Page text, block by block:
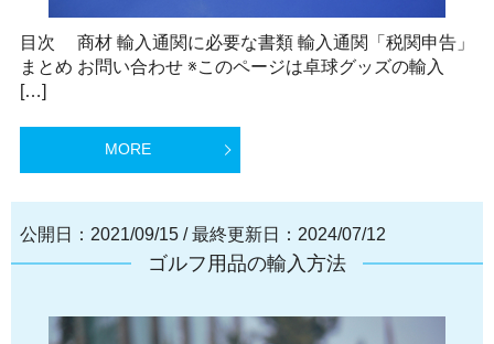
目次 商材 輸入通関に必要な書類 輸入通関「税関申告」
まとめ お問い合わせ ※このページは卓球グッズの輸入
[…]
MORE
公開日：2021/09/15 /最終更新日：2024/07/12
ゴルフ用品の輸入方法